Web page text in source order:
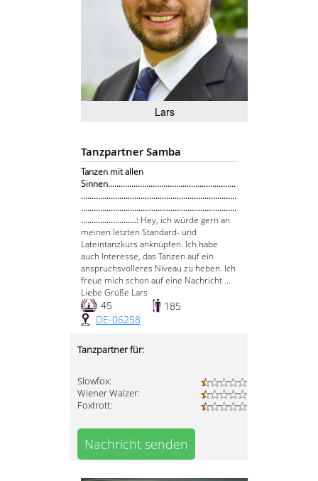
Lars
Tanzpartner Samba
Tanzen mit allen
Sinnen............................................................
.........................................................................
.........................................................................
..........................: Hey, ich würde gern an
meinen letzten Standard- und
Lateintanzkurs anknüpfen. Ich habe
auch Interesse, das Tanzen auf ein
anspruchsvolleres Niveau zu heben. Ich
freue mich schon auf eine Nachricht ...
Liebe Grüße Lars
45
185
DE-06258
Tanzpartner für:
Slowfox:
Wiener Walzer:
Foxtrott:
Nachricht senden